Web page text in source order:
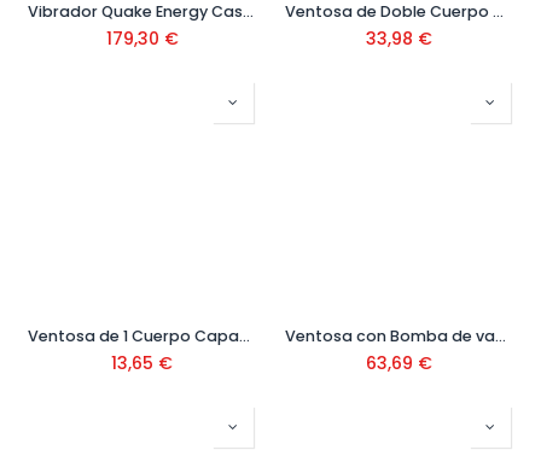
Vibrador Quake Energy Cas 18 V Ref. 60934
179,30 €
Ventosa de Doble Cuerpo Capacidad 60 Kg
33,98 €
Ventosa de 1 Cuerpo Capacidad 45 Kg
13,65 €
Ventosa con Bomba de vacío Ref. 18919
63,69 €